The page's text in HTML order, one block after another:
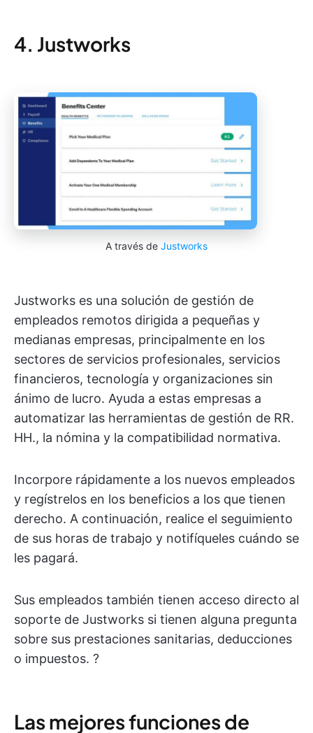
4. Justworks
A través de Justworks
Justworks es una solución de gestión de
empleados remotos dirigida a pequeñas y
medianas empresas, principalmente en los
sectores de servicios profesionales, servicios
financieros, tecnología y organizaciones sin
ánimo de lucro. Ayuda a estas empresas a
automatizar las herramientas de gestión de RR.
HH., la nómina y la compatibilidad normativa.
Incorpore rápidamente a los nuevos empleados
y regístrelos en los beneficios a los que tienen
derecho. A continuación, realice el seguimiento
de sus horas de trabajo y notifíqueles cuándo se
les pagará.
Sus empleados también tienen acceso directo al
soporte de Justworks si tienen alguna pregunta
sobre sus prestaciones sanitarias, deducciones
o impuestos. ?
Las mejores funciones de